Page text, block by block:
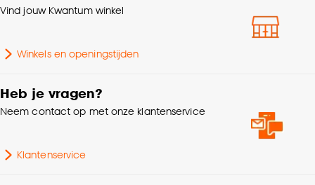
klikken.
Goed om te weten is dat je deze keuze altijd nog
kan aanpassen, bekijk hiervoor onze
Diameter (filter) 25-29cm
Vind jouw Kwantum winkel
Winkels en openingstijden
Heb je vragen?
Neem contact op met onze klantenservice
Klantenservice